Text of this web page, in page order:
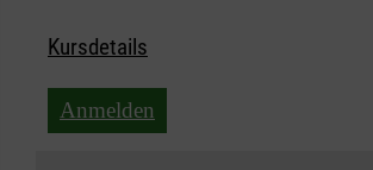
Kursdetails
Anmelden